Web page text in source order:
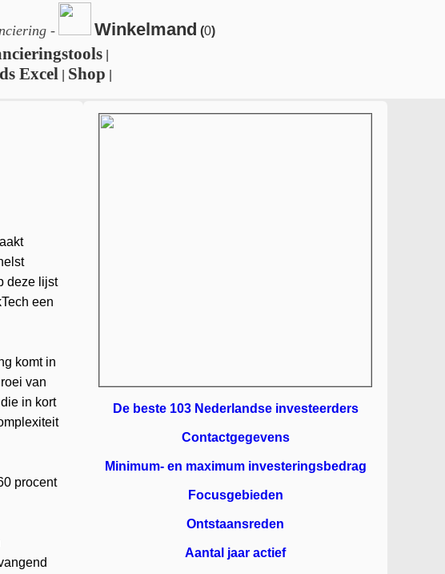
- Winkelmand (0)
Excel Shop
deze lijst
een
komt in
van
in kort
procent
De beste 103 Nederlandse investeerders
Contactgegevens
Minimum- en maximum investeringsbedrag
Focusgebieden
Ontstaansreden
Aantal jaar actief